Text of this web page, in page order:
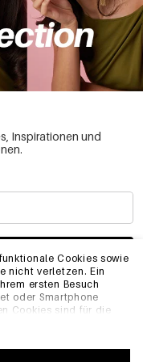
Cookies sowie
nicht verletzen. Ein
ersten Besuch
oder Smartphone
Cookies sind für die
und z.B. Ihre
Inspirationen und